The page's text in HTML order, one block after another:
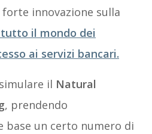
innovazione sulla
il mondo dei
ai servizi bancari.
il Natural
, prendendo
base un certo numero di